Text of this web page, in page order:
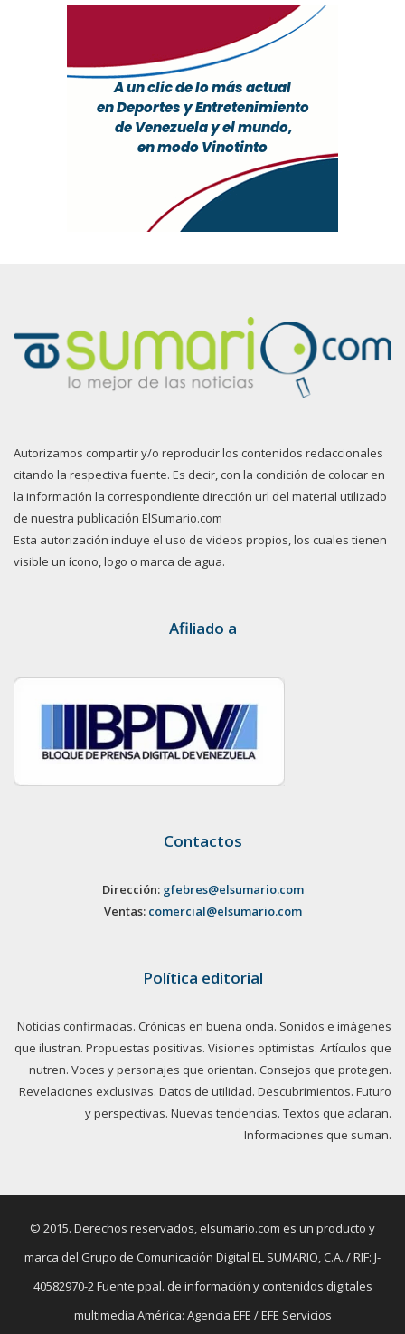
Autorizamos compartir y/o reproducir los contenidos redaccionales
citando la respectiva fuente. Es decir, con la condición de colocar en
la información la correspondiente dirección url del material utilizado
de nuestra publicación ElSumario.com
Esta autorización incluye el uso de videos propios, los cuales tienen
visible un ícono, logo o marca de agua.
Afiliado a
Contactos
Dirección: gfebres@elsumario.com
Ventas: comercial@elsumario.com
Política editorial
Noticias confirmadas. Crónicas en buena onda. Sonidos e imágenes
que ilustran. Propuestas positivas. Visiones optimistas. Artículos que
nutren. Voces y personajes que orientan. Consejos que protegen.
Revelaciones exclusivas. Datos de utilidad. Descubrimientos. Futuro
y perspectivas. Nuevas tendencias. Textos que aclaran.
Informaciones que suman.
© 2015. Derechos reservados, elsumario.com es un producto y
marca del Grupo de Comunicación Digital EL SUMARIO, C.A. / RIF: J-
40582970-2 Fuente ppal. de información y contenidos digitales
multimedia América: Agencia EFE / EFE Servicios